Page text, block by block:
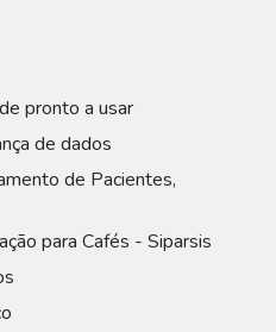
pronto a usar
de dados
de Pacientes,
para Cafés - Siparsis